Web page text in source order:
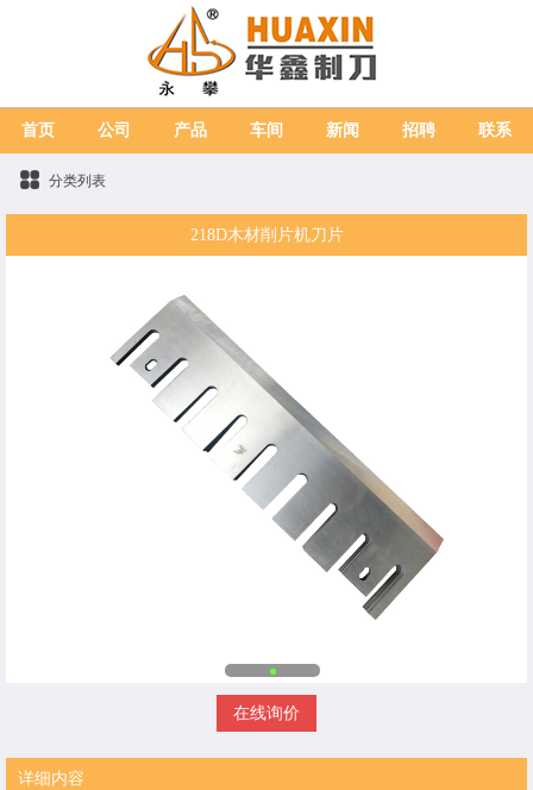
首页 公司 产品 车间 新闻 招聘 联系
分类列表
218D木材削片机刀片
在线询价
详细内容